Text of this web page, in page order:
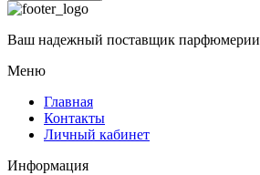
Ваш надежный поставщик парфюмерии
Меню
Главная
Контакты
Личный кабинет
Информация